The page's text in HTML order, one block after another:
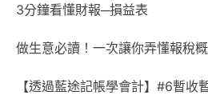
3分鐘看懂財報─損益表
做生意必讀！一次讓你弄懂報稅
【透過藍途記帳學會計】#6暫收